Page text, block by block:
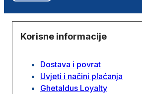
Korisne informacije
Dostava i povrat
Uvjeti i načini plaćanja
Ghetaldus Loyalty